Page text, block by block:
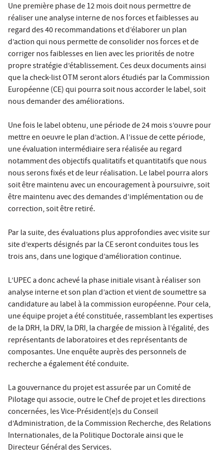
Une première phase de 12 mois doit nous permettre de
réaliser une analyse interne de nos forces et faiblesses au
regard des 40 recommandations et d’élaborer un plan
d’action qui nous permette de consolider nos forces et de
corriger nos faiblesses en lien avec les priorités de notre
propre stratégie d’établissement. Ces deux documents ainsi
que la check-list OTM seront alors étudiés par la Commission
Européenne (CE) qui pourra soit nous accorder le label, soit
nous demander des améliorations.
Une fois le label obtenu, une période de 24 mois s’ouvre pour
mettre en oeuvre le plan d’action. A l’issue de cette période,
une évaluation intermédiaire sera réalisée au regard
notamment des objectifs qualitatifs et quantitatifs que nous
nous serons fixés et de leur réalisation. Le label pourra alors
soit être maintenu avec un encouragement à poursuivre, soit
être maintenu avec des demandes d’implémentation ou de
correction, soit être retiré.
Par la suite, des évaluations plus approfondies avec visite sur
site d’experts désignés par la CE seront conduites tous les
trois ans, dans une logique d’amélioration continue.
L’UPEC a donc achevé la phase initiale visant à réaliser son
analyse interne et son plan d’action et vient de soumettre sa
candidature au label à la commission européenne. Pour cela,
une équipe projet a été constituée, rassemblant les expertises
de la DRH, la DRV, la DRI, la chargée de mission à l’égalité, des
représentants de laboratoires et des représentants de
composantes. Une enquête auprès des personnels de
recherche a également été conduite.
La gouvernance du projet est assurée par un Comité de
Pilotage qui associe, outre le Chef de projet et les directions
concernées, les Vice-Président(e)s du Conseil
d’Administration, de la Commission Recherche, des Relations
Internationales, de la Politique Doctorale ainsi que le
Directeur Général des Services.